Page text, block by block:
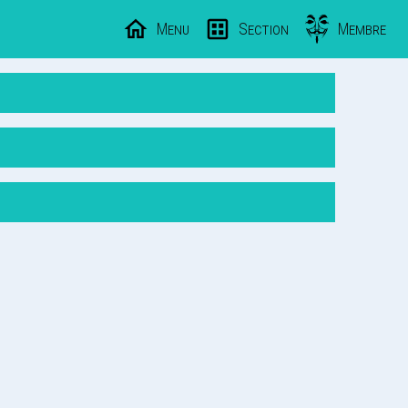
Menu Section Membre